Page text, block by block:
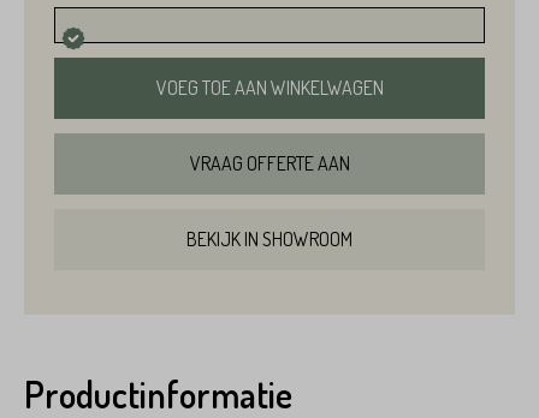
VOEG TOE AAN WINKELWAGEN
VRAAG OFFERTE AAN
BEKIJK IN SHOWROOM
Productinformatie